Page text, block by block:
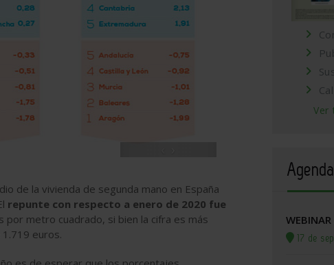
de la vivienda de segunda mano en España
repunte con respecto a enero de 2020 fue
por metro cuadrado, si bien la cifra es más
euros.
Ver
Agenda
17 de